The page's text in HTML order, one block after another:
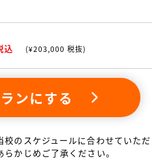
込 (¥203,000 税抜)
ンにする
のスケジュールに合わせていただ
かじめご了承ください。